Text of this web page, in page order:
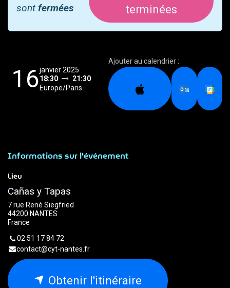
sont fermées
terminées
16janvier 2025
18:30
21:30
Europe/Paris
Ajouter au calendrier :
Informations sur l'événement
Lieu
Cañas y Tapas
7 rue René Siegfried
44200 NANTES
France
02 51 17 84 72
contact@cyt-nantes.fr
Obtenir l'itinéraire